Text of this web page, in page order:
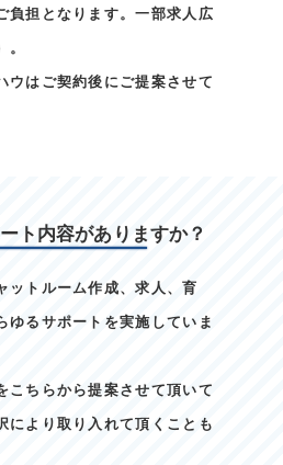
負担となります。一部求人広
ウはご契約後にご提案させて
ト内容がありますか？
ットルーム作成、求人、育
ゆるサポートを実施していま
こちらから提案させて頂いて
により取り入れて頂くことも